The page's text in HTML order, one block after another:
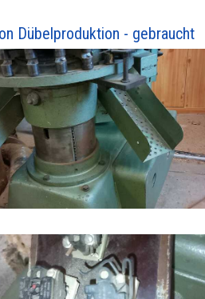
Dübelproduktion - gebraucht